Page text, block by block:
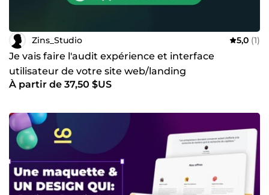
Zins_Studio 5,0 (1)
Je vais faire l'audit expérience et interface
utilisateur de votre site web/landing
page/application mobile
À partir de 37,50 $US